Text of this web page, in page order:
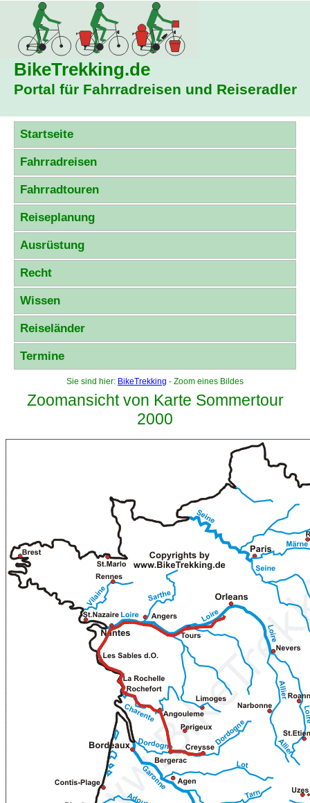
BikeTrekking.de
Portal für Fahrradreisen und Reiseradler
Startseite
Fahrradreisen
Fahrradtouren
Reiseplanung
Ausrüstung
Recht
Wissen
Reiseländer
Termine
Sie sind hier: BikeTrekking - Zoom eines Bildes
Zoomansicht von Karte Sommertour
2000